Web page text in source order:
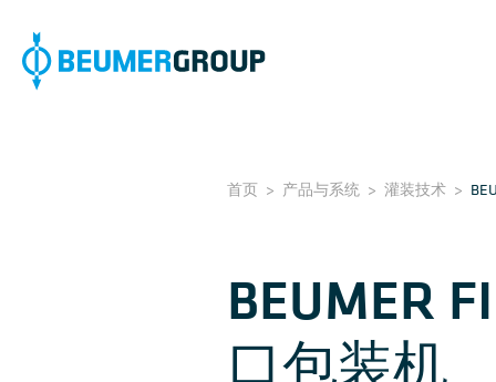
首页 > 产品与系统 > 灌装技术 >
BEUMER
口包装机